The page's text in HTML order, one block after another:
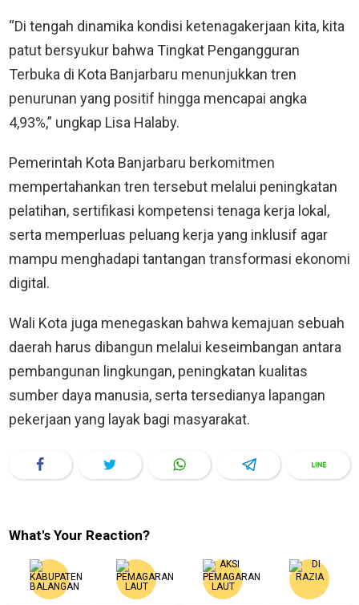
“Di tengah dinamika kondisi ketenagakerjaan kita, kita
patut bersyukur bahwa Tingkat Pengangguran
Terbuka di Kota Banjarbaru menunjukkan tren
penurunan yang positif hingga mencapai angka
4,93%,” ungkap Lisa Halaby.
Pemerintah Kota Banjarbaru berkomitmen
mempertahankan tren tersebut melalui peningkatan
pelatihan, sertifikasi kompetensi tenaga kerja lokal,
serta memperluas peluang kerja yang inklusif agar
mampu menghadapi tantangan transformasi ekonomi
digital.
Wali Kota juga menegaskan bahwa kemajuan sebuah
daerah harus dibangun melalui keseimbangan antara
pembangunan lingkungan, peningkatan kualitas
sumber daya manusia, serta tersedianya lapangan
pekerjaan yang layak bagi masyarakat.
What's Your Reaction?